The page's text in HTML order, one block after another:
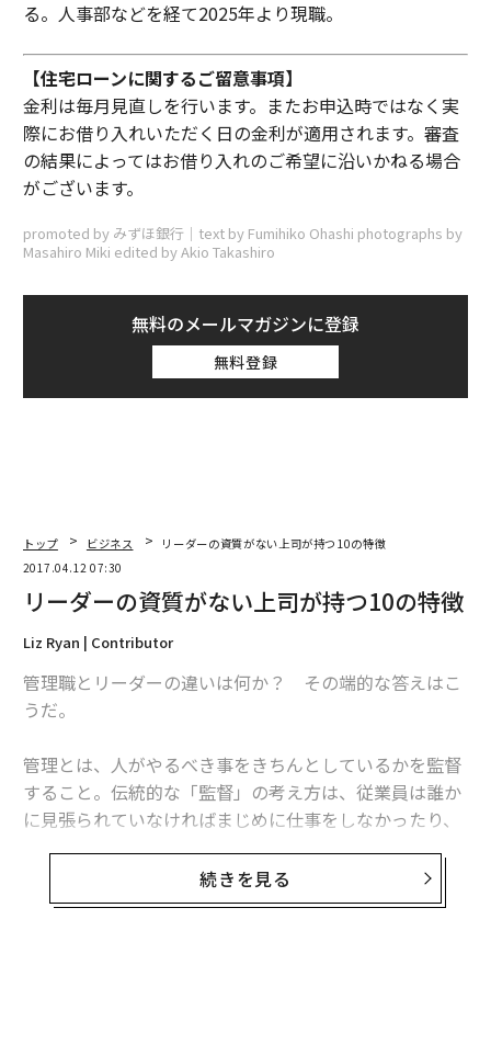
る。人事部などを経て2025年より現職。
【住宅ローンに関するご留意事項】
金利は毎月見直しを行います。またお申込時ではなく実
際にお借り入れいただく日の金利が適用されます。審査
の結果によってはお借り入れのご希望に沿いかねる場合
がございます。
promoted by みずほ銀行｜text by Fumihiko Ohashi photographs by
Masahiro Miki edited by Akio Takashiro
無料のメールマガジンに登録
無料登録
トップ ビジネス
リーダーの資質がない上司が持つ10の特徴
2017.04.12 07:30
リーダーの資質がない上司が持つ10の特徴
Liz Ryan | Contributor
管理職とリーダーの違いは何か？ その端的な答えはこ
うだ。
管理とは、人がやるべき事をきちんとしているかを監督
すること。伝統的な「監督」の考え方は、従業員は誰か
に見張られていなければまじめに仕事をしなかったり、
間違いを犯したりするという恐れに基づいている。
「管理者」は後ろに向かって進み、自分の軍隊の誰かが
続きを見る